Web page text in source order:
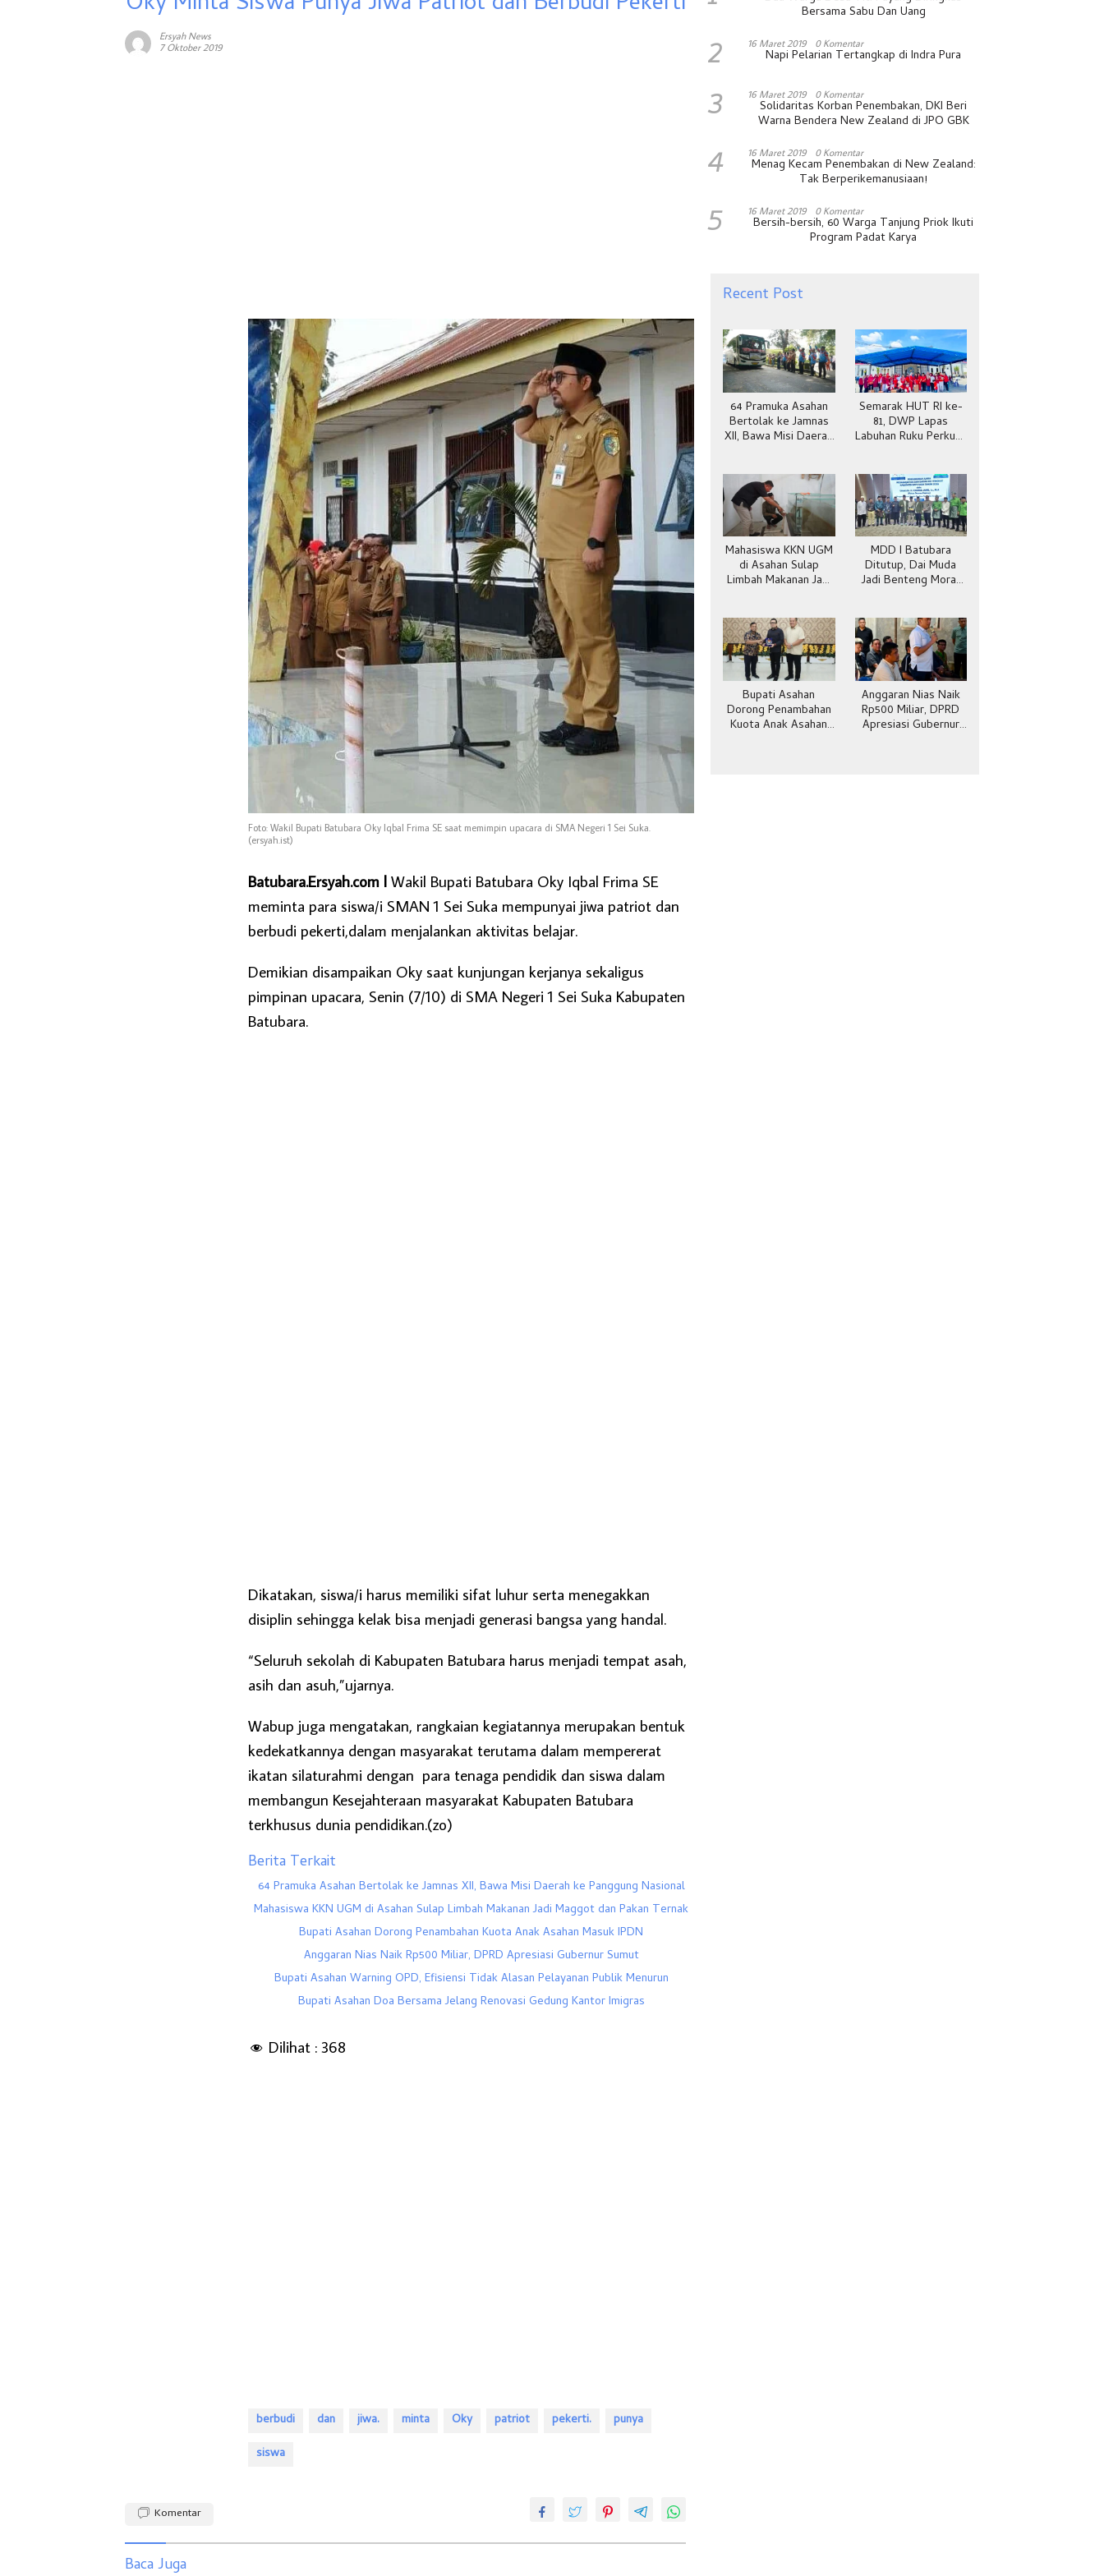
Ersyah News
7 Oktober 2019
Foto: Wakil Bupati Batubara Oky Iqbal Frima SE saat memimpin upacara di SMA Negeri 1 Sei Suka.
(ersyah.ist)
Batubara.Ersyah.com l Wakil Bupati Batubara Oky Iqbal Frima SE
meminta para siswa/i SMAN 1 Sei Suka mempunyai jiwa patriot dan
berbudi pekerti,dalam menjalankan aktivitas belajar.
Demikian disampaikan Oky saat kunjungan kerjanya sekaligus
pimpinan upacara, Senin (7/10) di SMA Negeri 1 Sei Suka Kabupaten
Batubara.
Dikatakan, siswa/i harus memiliki sifat luhur serta menegakkan
disiplin sehingga kelak bisa menjadi generasi bangsa yang handal.
“Seluruh sekolah di Kabupaten Batubara harus menjadi tempat asah,
asih dan asuh,”ujarnya.
Wabup juga mengatakan, rangkaian kegiatannya merupakan bentuk
kedekatkannya dengan masyarakat terutama dalam mempererat
ikatan silaturahmi dengan para tenaga pendidik dan siswa dalam
membangun Kesejahteraan masyarakat Kabupaten Batubara
terkhusus dunia pendidikan.(zo)
Berita Terkait
64 Pramuka Asahan Bertolak ke Jamnas XII, Bawa Misi Daerah ke Panggung Nasional
Mahasiswa KKN UGM di Asahan Sulap Limbah Makanan Jadi Maggot dan Pakan Ternak
Bupati Asahan Dorong Penambahan Kuota Anak Asahan Masuk IPDN
Anggaran Nias Naik Rp500 Miliar, DPRD Apresiasi Gubernur Sumut
Bupati Asahan Warning OPD, Efisiensi Tidak Alasan Pelayanan Publik Menurun
Bupati Asahan Doa Bersama Jelang Renovasi Gedung Kantor Imigras
Dilihat : 368
berbudi dan jiwa. minta Oky patriot pekerti.
punya
siswa
Komentar
Baca Juga
Bersama Sabu Dan Uang
2 16 Maret 2019 0 Komentar
Napi Pelarian Tertangkap di Indra Pura
3 16 Maret 2019 0 Komentar
Solidaritas Korban Penembakan, DKI Beri
Warna Bendera New Zealand di JPO GBK
4 16 Maret 2019 0 Komentar
Menag Kecam Penembakan di New Zealand:
Tak Berperikemanusiaan!
5 16 Maret 2019 0 Komentar
Bersih-bersih, 60 Warga Tanjung Priok Ikuti
Program Padat Karya
Recent Post
64 Pramuka Asahan
Bertolak ke Jamnas
XII, Bawa Misi Daerah
Semarak HUT RI ke-
81, DWP Lapas
Labuhan Ruku Perkuat
Mahasiswa KKN UGM
di Asahan Sulap
Limbah Makanan Jadi
MDD I Batubara
Ditutup, Dai Muda
Jadi Benteng Moral
Bupati Asahan
Dorong Penambahan
Kuota Anak Asahan
Anggaran Nias Naik
Rp500 Miliar, DPRD
Apresiasi Gubernur